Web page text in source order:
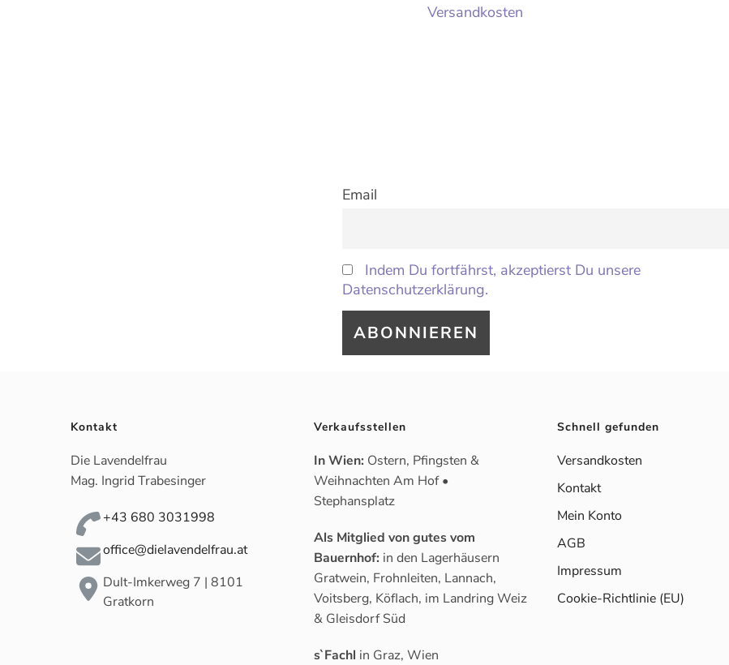
Versandkosten
Email
Indem Du fortfährst, akzeptierst Du unsere
Datenschutzerklärung.
Kontakt
Die Lavendelfrau
Mag. Ingrid Trabesinger
+43 680 3031998
office@dielavendelfrau.at
Dult-Imkerweg 7 | 8101
Gratkorn
Verkaufsstellen
In Wien: Ostern, Pfingsten &
Weihnachten Am Hof •
Stephansplatz
Als Mitglied von gutes vom
Bauernhof: in den Lagerhäusern
Gratwein, Frohnleiten, Lannach,
Voitsberg, Köflach, im Landring Weiz
& Gleisdorf Süd
s`Fachl in Graz, Wien
Schnell gefunden
Versandkosten
Kontakt
Mein Konto
AGB
Impressum
Cookie-Richtlinie (EU)